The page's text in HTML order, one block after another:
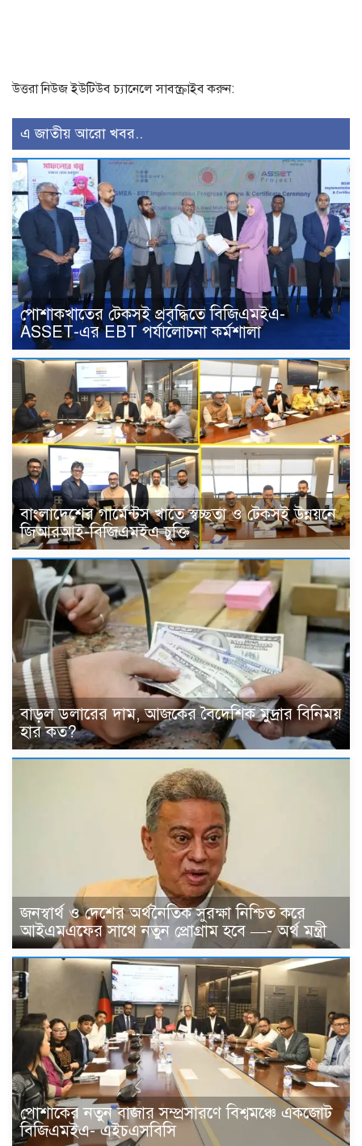
উত্তরা নিউজ ইউটিউব চ্যানেলে সাবস্ক্রাইব করুন:
এ জাতীয় আরো খবর..
পোশাকখাতের টেকসই প্রবৃদ্ধিতে বিজিএমইএ-
ASSET-এর EBT পর্যালোচনা কর্মশালা
বাংলাদেশের গার্মেন্টস খাতে স্বচ্ছতা ও টেকসই উন্নয়নে
জিআরআই-বিজিএমইএ চুক্তি
বাড়ল ডলারের দাম, আজকের বৈদেশিক মুদ্রার বিনিময়
হার কত?
জনস্বার্থ ও দেশের অর্থনৈতিক সুরক্ষা নিশ্চিত করে
আইএমএফের সাথে নতুন প্রোগ্রাম হবে —- অর্থ মন্ত্রী
পোশাকের নতুন বাজার সম্প্রসারণে বিশ্বমঞ্চে একজোট
বিজিএমইএ- এইচএসবিসি